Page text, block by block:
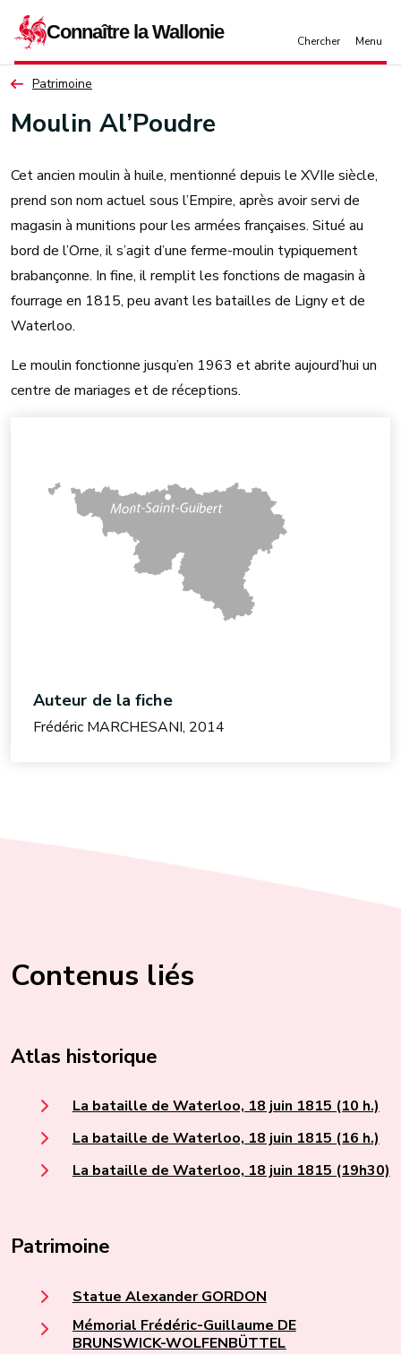
Patrimoine
Moulin Al’Poudre
Cet ancien moulin à huile, mentionné depuis le XVIIe siècle,
prend son nom actuel sous l’Empire, après avoir servi de
magasin à munitions pour les armées françaises. Situé au
bord de l’Orne, il s’agit d’une ferme-moulin typiquement
brabançonne. In fine, il remplit les fonctions de magasin à
fourrage en 1815, peu avant les batailles de Ligny et de
Waterloo.
Le moulin fonctionne jusqu’en 1963 et abrite aujourd’hui un
centre de mariages et de réceptions.
Auteur de la fiche
Frédéric MARCHESANI, 2014
Contenus liés
Atlas historique
La bataille de Waterloo, 18 juin 1815 (10 h.)
La bataille de Waterloo, 18 juin 1815 (16 h.)
La bataille de Waterloo, 18 juin 1815 (19h30)
Patrimoine
Statue Alexander GORDON
Mémorial Frédéric-Guillaume DE
BRUNSWICK-WOLFENBÜTTEL